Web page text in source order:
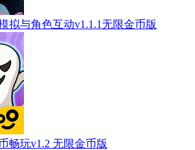
拟与角色互动v1.1.1无限金币版
畅玩v1.2 无限金币版